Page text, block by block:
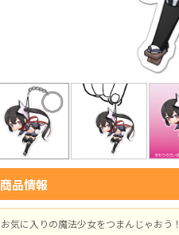
商品情報
お気に入りの魔法少女をつまんじゃおう！